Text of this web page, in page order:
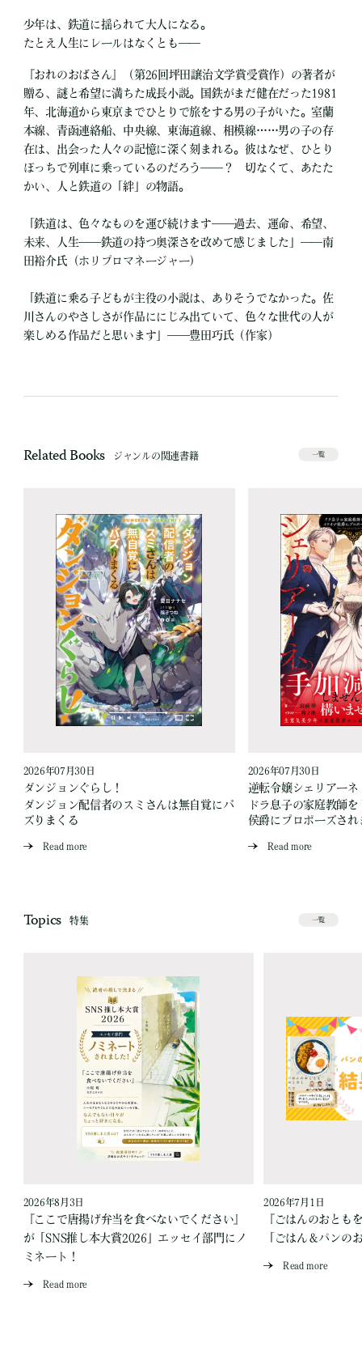
少年は、鉄道に揺られて大人になる。
たとえ人生にレールはなくとも――
『おれのおばさん』（第26回坪田譲治文学賞受賞作）の著者が
贈る、謎と希望に満ちた成長小説。国鉄がまだ健在だった1981
年、北海道から東京までひとりで旅をする男の子がいた。室蘭
本線、青函連絡船、中央線、東海道線、相模線……男の子の存
在は、出会った人々の記憶に深く刻まれる。彼はなぜ、ひとり
ぼっちで列車に乗っているのだろう――？ 切なくて、あたた
かい、人と鉄道の「絆」の物語。
「鉄道は、色々なものを運び続けます――過去、運命、希望、
未来、人生――鉄道の持つ奥深さを改めて感じました」――南
田裕介氏（ホリプロマネージャー）
「鉄道に乗る子どもが主役の小説は、ありそうでなかった。佐
川さんのやさしさが作品ににじみ出ていて、色々な世代の人が
楽しめる作品だと思います」――豊田巧氏（作家）
Related Books ジャンルの関連書籍 一覧
2026年07月30日
ダンジョンぐらし！
ダンジョン配信者のスミさんは無自覚にバ
ズりまくる
Read more
2026年07月30日
逆転令嬢シェリアーネ
ドラ息子の家庭教師
侯爵にプロポーズされ
Read more
Topics 特集 一覧
2026年8月3日
『ここで唐揚げ弁当を食べないでください』
が「SNS推し本大賞2026」エッセイ部門にノ
ミネート！
Read more
2026年7月1日
『ごはんのおとも
「ごはん＆パンの
Read more